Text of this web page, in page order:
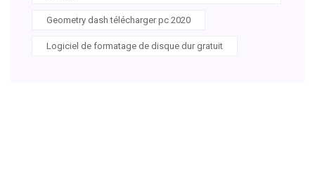
Geometry dash télécharger pc 2020
Logiciel de formatage de disque dur gratuit